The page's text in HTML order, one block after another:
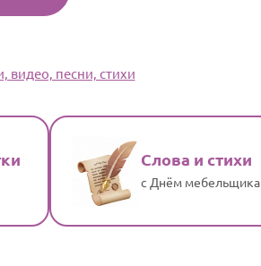
песни, стихи
Слова и стихи
с Днём мебельщика